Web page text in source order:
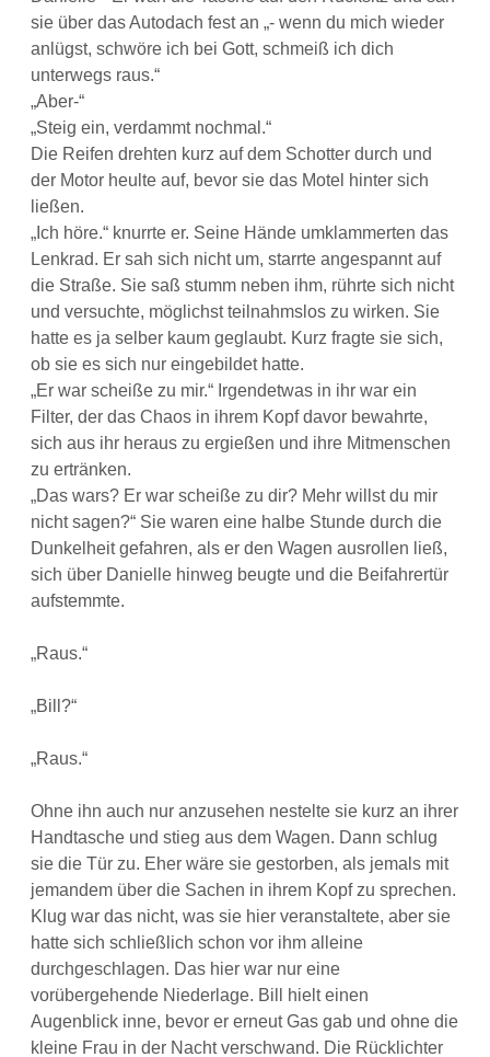
sie über das Autodach fest an „- wenn du mich wieder
anlügst, schwöre ich bei Gott, schmeiß ich dich
unterwegs raus.“
„Aber-“
„Steig ein, verdammt nochmal.“
Die Reifen drehten kurz auf dem Schotter durch und
der Motor heulte auf, bevor sie das Motel hinter sich
ließen.
„Ich höre.“ knurrte er. Seine Hände umklammerten das
Lenkrad. Er sah sich nicht um, starrte angespannt auf
die Straße. Sie saß stumm neben ihm, rührte sich nicht
und versuchte, möglichst teilnahmslos zu wirken. Sie
hatte es ja selber kaum geglaubt. Kurz fragte sie sich,
ob sie es sich nur eingebildet hatte.
„Er war scheiße zu mir.“ Irgendetwas in ihr war ein
Filter, der das Chaos in ihrem Kopf davor bewahrte,
sich aus ihr heraus zu ergießen und ihre Mitmenschen
zu ertränken.
„Das wars? Er war scheiße zu dir? Mehr willst du mir
nicht sagen?“ Sie waren eine halbe Stunde durch die
Dunkelheit gefahren, als er den Wagen ausrollen ließ,
sich über Danielle hinweg beugte und die Beifahrertür
aufstemmte.
„Raus.“
„Bill?“
„Raus.“
Ohne ihn auch nur anzusehen nestelte sie kurz an ihrer
Handtasche und stieg aus dem Wagen. Dann schlug
sie die Tür zu. Eher wäre sie gestorben, als jemals mit
jemandem über die Sachen in ihrem Kopf zu sprechen.
Klug war das nicht, was sie hier veranstaltete, aber sie
hatte sich schließlich schon vor ihm alleine
durchgeschlagen. Das hier war nur eine
vorübergehende Niederlage. Bill hielt einen
Augenblick inne, bevor er erneut Gas gab und ohne die
kleine Frau in der Nacht verschwand. Die Rücklichter